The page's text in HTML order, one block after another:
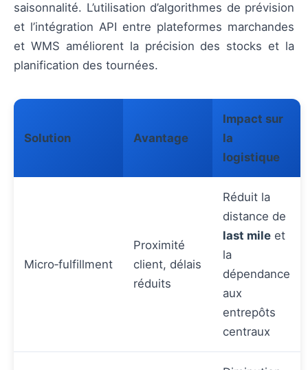
saisonnalité. L’utilisation d’algorithmes de prévision
et l’intégration API entre plateformes marchandes
et WMS améliorent la précision des stocks et la
planification des tournées.
Solution Avantage
Impact sur
la
logistique
Micro‑fulfillment
Proximité
client, délais
réduits
Réduit la
distance de
last mile et
la
dépendance
aux
entrepôts
centraux